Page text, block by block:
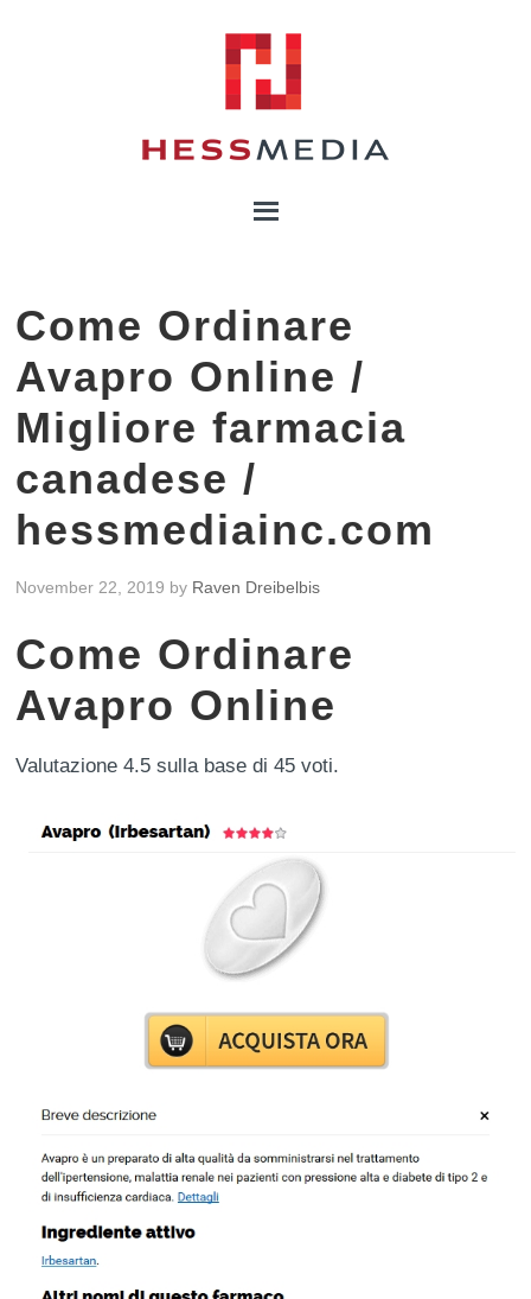
Come Ordinare
Avapro Online /
Migliore farmacia
canadese /
hessmediainc.com
November 22, 2019 by Raven Dreibelbis
Come Ordinare
Avapro Online
Valutazione4.5 sulla base di45 voti.